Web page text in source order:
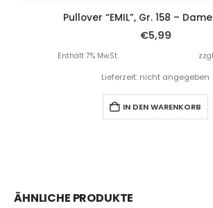
Pullover “EMIL”, Gr. 158 –
€5,99
Enthält 7% MwSt.
Lieferzeit: nicht angegeben
IN DEN WARENKORB
ÄHNLICHE PRODUKTE